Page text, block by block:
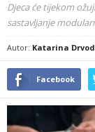
Djeca će tijekom
sastavljanje
Autor: Katarina
Facebook